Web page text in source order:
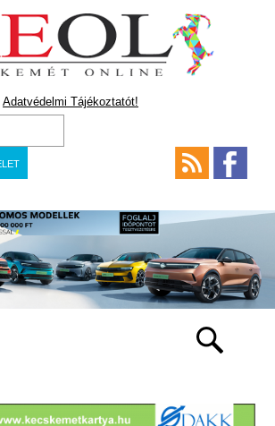
Adatvédelmi Tájékoztatót!